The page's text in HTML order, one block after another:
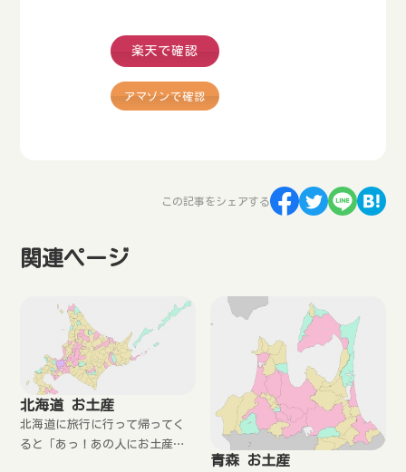
楽天で確認
アマゾンで確認
この記事をシェアする
関連ページ
北海道 お土産
北海道に旅行に行って帰ってく
ると「あっ！あの人にお土産忘
青森 お土産